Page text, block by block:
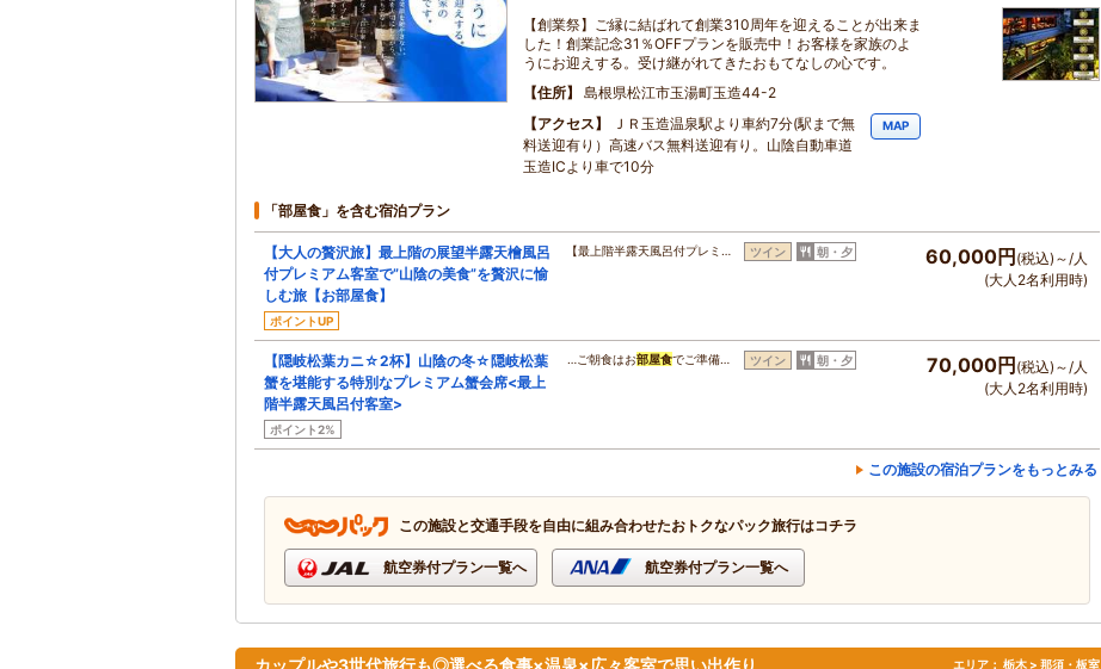
【創業祭】ご縁に結ばれて創業310周年を迎えることが出来ま
した！創業記念31％OFFプランを販売中！お客様を家族のよ
うにお迎えする。受け継がれてきたおもてなしの心です。
住所
島根県松江市玉湯町玉造44-2
アクセス
ＪＲ玉造温泉駅より車約7分(駅まで無
料送迎有り）高速バス無料送迎有り。山陰自動車道
玉造ICより車で10分
MAP
「部屋食」を含む宿泊プラン
【大人の贅沢旅】最上階の展望半露天檜風呂
付プレミアム客室で”山陰の美食”を贅沢に愉
しむ旅【お部屋食】
ポイントUP
【最上階半露天風呂付プレミ… ツイン 朝・夕 60,000円(税込)～/人
(大人2名利用時)
【隠岐松葉カニ☆2杯】山陰の冬☆隠岐松葉
蟹を堪能する特別なプレミアム蟹会席<最上
階半露天風呂付客室>
ポイント2%
…ご朝食はお部屋食でご準備… ツイン 朝・夕 70,000円(税込)～/人
(大人2名利用時)
この施設の宿泊プランをもっとみる
この施設と交通手段を自由に組み合わせたおトクなパック旅行はコチラ
航空券付プラン一覧へ 航空券付プラン一覧へ
エリア： 栃木 > 那須・板室